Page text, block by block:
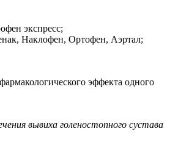
экспресс;
Наклофен, Ортофен, Аэртал;
эффекта одного
вывиха голеностопного сустава